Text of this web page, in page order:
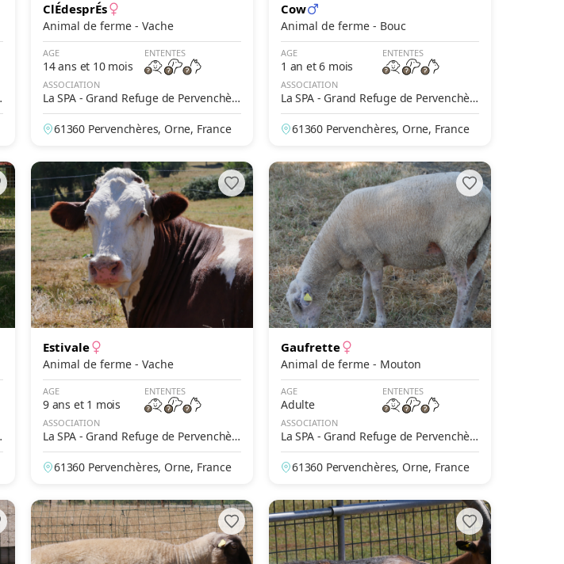
ClÉdesprÉs
Animal de ferme - Vache
AGE
14 ans et 10 mois
ENTENTES
ASSOCIATION
La SPA - Grand Refuge de Pervenchèr
es
61360 Pervenchères, Orne, France
Cow
Animal de ferme - Bouc
AGE
1 an et 6 mois
ENTENTES
ASSOCIATION
La SPA - Grand Refuge de Pervenchèr
es
61360 Pervenchères, Orne, France
Estivale
Animal de ferme - Vache
AGE
9 ans et 1 mois
ENTENTES
ASSOCIATION
La SPA - Grand Refuge de Pervenchèr
es
61360 Pervenchères, Orne, France
Gaufrette
Animal de ferme - Mouton
AGE
Adulte
ENTENTES
ASSOCIATION
La SPA - Grand Refuge de Pervenchèr
es
61360 Pervenchères, Orne, France